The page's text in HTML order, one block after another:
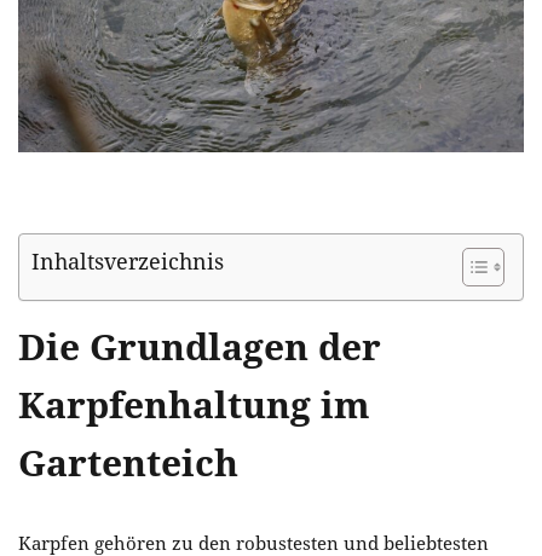
Inhaltsverzeichnis
Die Grundlagen der
Karpfenhaltung im
Gartenteich
Karpfen gehören zu den robustesten und beliebtesten